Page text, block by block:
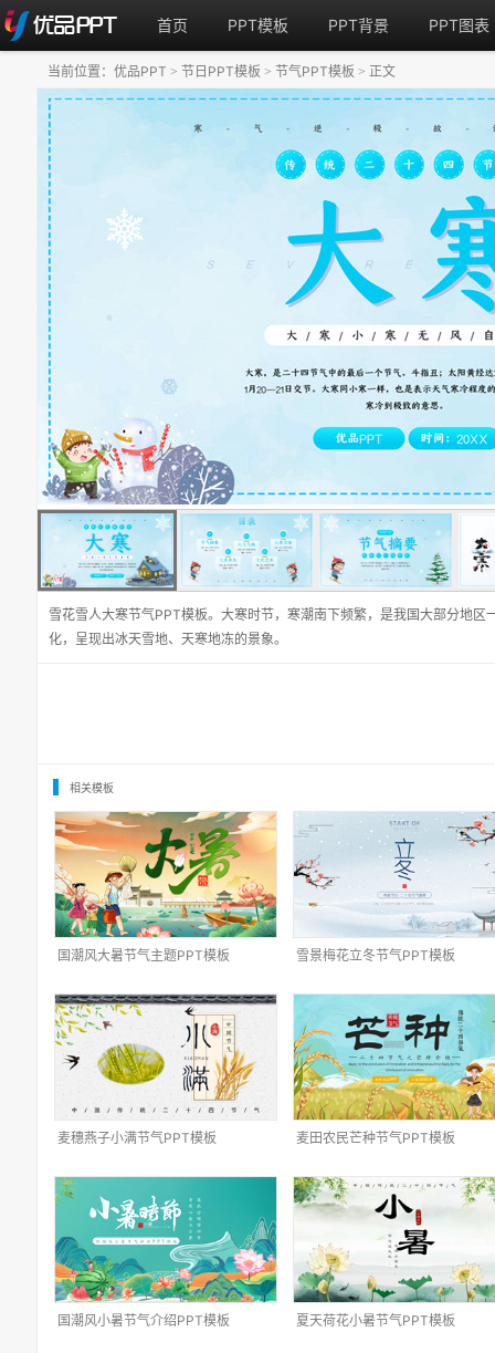
首页 PPT模板 PPT背景 PPT图表
雪花雪人大寒节气PPT模板。大寒时节，寒潮南下频繁，是我国大部分地
化，呈现出冰天雪地、天寒地冻的景象。
当前位置： 优品PPT > 节日PPT模板 > 节气PPT模板 > 正文
相关模板
国潮风大暑节气主题PPT模板 雪景梅花立冬节气PPT模板
麦穗燕子小满节气PPT模板 麦田农民芒种节气PPT模板
国潮风小暑节气介绍PPT模板 夏天荷花小暑节气PPT模板